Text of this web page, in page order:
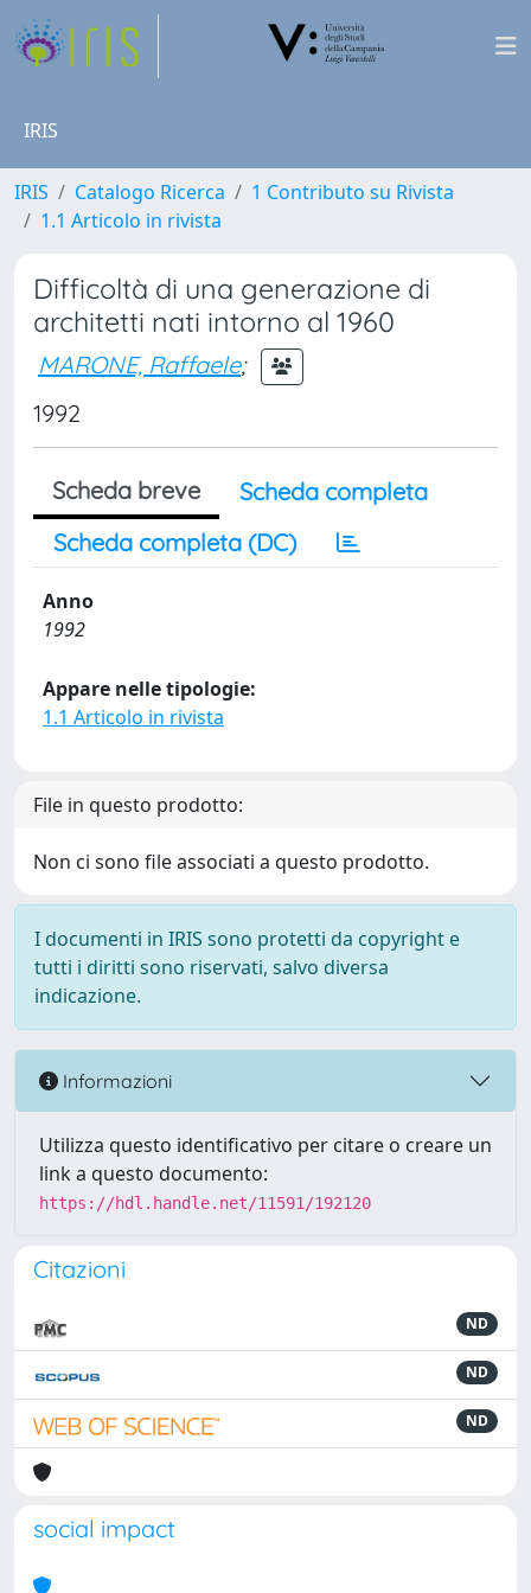
IRIS
IRIS Catalogo Ricerca
1 Contributo su Rivista
1.1 Articolo in rivista
Difficoltà di una generazione di
architetti nati intorno al 1960
MARONE, Raffaele;
1992
Scheda breve
Scheda completa
Scheda completa (DC)
Anno
1992
Appare nelle tipologie:
1.1 Articolo in rivista
File in questo prodotto:
Non ci sono file associati a questo prodotto.
I documenti in IRIS sono protetti da copyright e
tutti i diritti sono riservati, salvo diversa
indicazione.
Informazioni
Utilizza questo identificativo per citare o creare un
link a questo documento:
https://hdl.handle.net/11591/192120
Citazioni
ND
ND
ND
social impact